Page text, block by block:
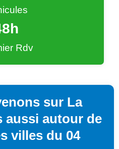
Rdv
h
sur La
aussi autour de
villes du 04